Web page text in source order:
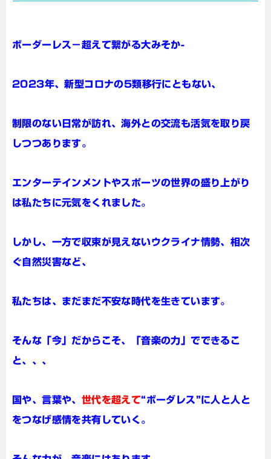
ボーダーレス－超えて繋がる大みそか-
2023年、新型コロナの5類移行にともない、
制限のない日常が訪れ、海外との交流も活気を取り戻
しつつあります。
エンターテインメントやスポーツの世界の盛り上がり
は私たちに元気をくれました。
しかし、一方で収束が見えないウクライナ情勢、相次
ぐ自然災害など、
私たちは、まだまだ不安な時代を生きています。
そんな「今」だからこそ、「音楽の力」でできるこ
と、、、
国や、言葉や、 世代を超えて“ボーダレス”に人と人と
をつなげ感情を共有していく。